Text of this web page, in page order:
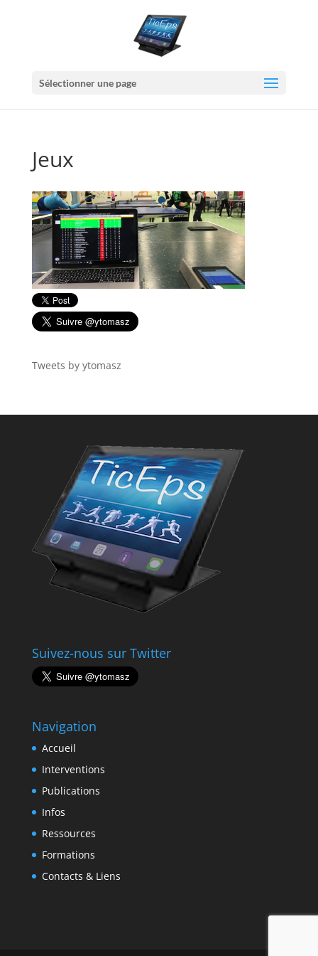
Sélectionner une page
Jeux
Tweets by ytomasz
Suivez-nous sur Twitter
Navigation
Accueil
Interventions
Publications
Infos
Ressources
Formations
Contacts & Liens